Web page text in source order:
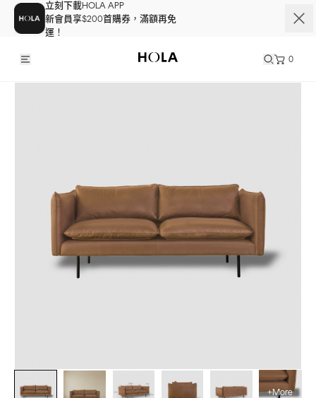
立刻下載HOLA APP
新會員享$200首購券，滿額再免
運！
0
+More